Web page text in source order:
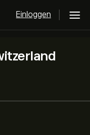
Einloggen